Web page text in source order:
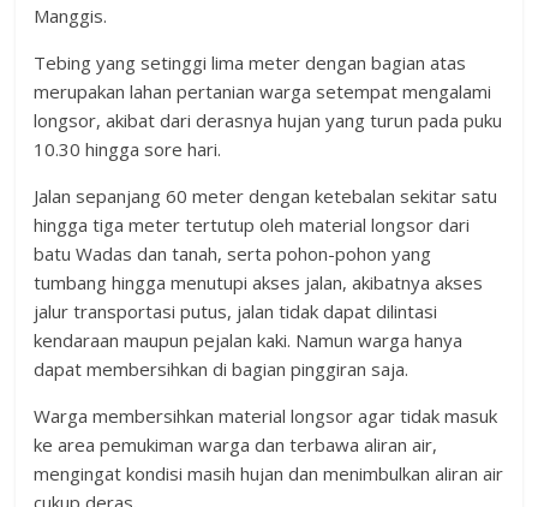
Manggis.
Tebing yang setinggi lima meter dengan bagian atas
merupakan lahan pertanian warga setempat mengalami
longsor, akibat dari derasnya hujan yang turun pada puku
10.30 hingga sore hari.
Jalan sepanjang 60 meter dengan ketebalan sekitar satu
hingga tiga meter tertutup oleh material longsor dari
batu Wadas dan tanah, serta pohon-pohon yang
tumbang hingga menutupi akses jalan, akibatnya akses
jalur transportasi putus, jalan tidak dapat dilintasi
kendaraan maupun pejalan kaki. Namun warga hanya
dapat membersihkan di bagian pinggiran saja.
Warga membersihkan material longsor agar tidak masuk
ke area pemukiman warga dan terbawa aliran air,
mengingat kondisi masih hujan dan menimbulkan aliran air
cukup deras.